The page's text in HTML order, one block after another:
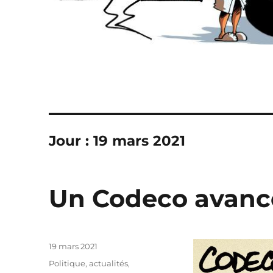
Jour :19 mars 2021
Un Codeco
Publié
19 mars 2021
Catégories
Politique, actualités,